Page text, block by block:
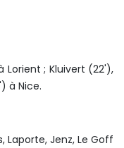
Lorient ; Kluivert (22'),
à Nice.
Laporte, Jenz, Le Goff